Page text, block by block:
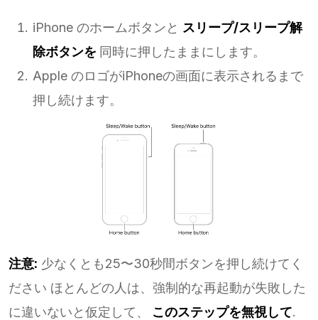
iPhone のホームボタンと スリープ/スリープ解
除ボタンを 同時に押したままにします。
Apple のロゴがiPhoneの画面に表示されるまで
押し続けます。
注意: 少なくとも25〜30秒間ボタンを押し続けてく
ださい ほとんどの人は、強制的な再起動が失敗した
に違いないと仮定して、
このステップを無視して.